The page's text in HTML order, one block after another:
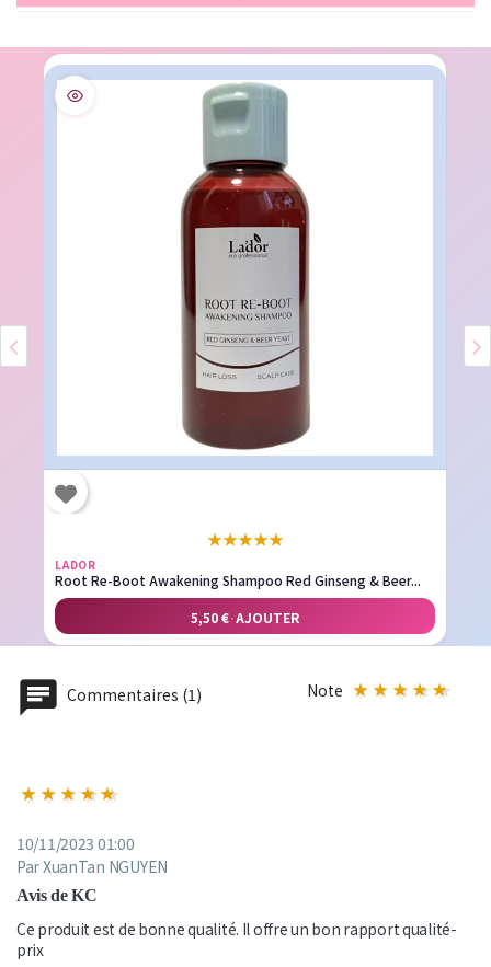
★★★★★
LADOR
Root Re-Boot Awakening Shampoo Red Ginseng & Beer...
5,50 €·AJOUTER
Commentaires (1) Note
10/11/2023 01:00
Par XuanTan NGUYEN
Avis de KC
Ce produit est de bonne qualité. Il offre un bon rapport qualité-
prix